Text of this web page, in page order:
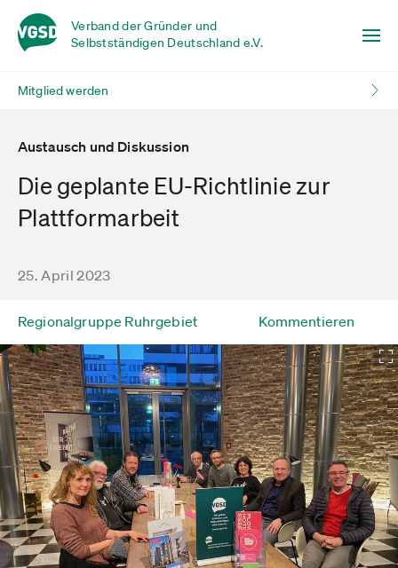
Verband der Gründer und
Selbstständigen Deutschland e.V.
Mitglied werden
Austausch und Diskussion
Die geplante EU-Richtlinie zur
Plattformarbeit
25. April 2023
Regionalgruppe Ruhrgebiet Kommentieren